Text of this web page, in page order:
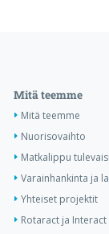
Mitä teemme
Mitä teemme
Nuorisovaihto
Matkalippu
Varainhankinta ja
Yhteiset projektit
Rotaract ja Interact